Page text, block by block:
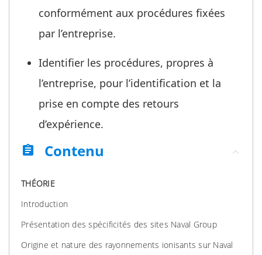
conformément aux procédures fixées
par l’entreprise.
Identifier les procédures, propres à
l’entreprise, pour l’identification et la
prise en compte des retours
d’expérience.
assignment
Contenu
THÉORIE
Introduction
Présentation des spécificités des sites Naval Group
Origine et nature des rayonnements ionisants sur Naval